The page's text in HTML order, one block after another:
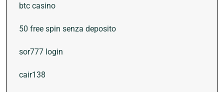
btc casino
50 free spin senza deposito
sor777 login
cair138